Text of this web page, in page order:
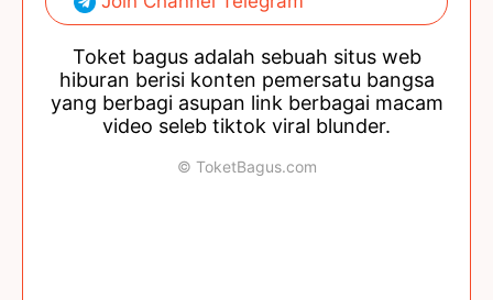
Toket bagus adalah sebuah situs web
hiburan berisi konten pemersatu bangsa
yang berbagi asupan link berbagai macam
video seleb tiktok viral blunder.
© ToketBagus.com